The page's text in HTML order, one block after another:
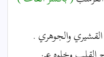
والجوهري .